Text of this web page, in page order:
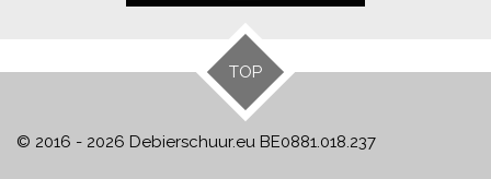
TOP
© 2016 - 2026 Debierschuur.eu BE0881.018.237